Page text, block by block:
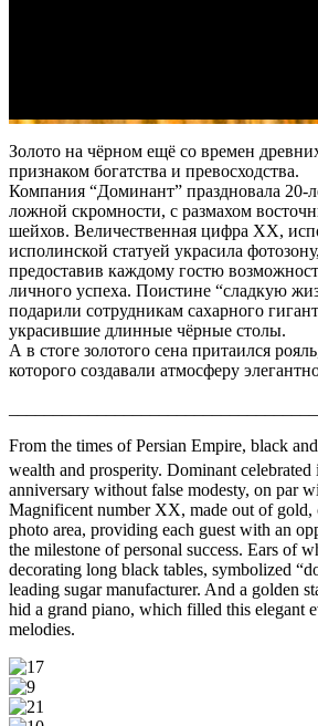
Золото на чёрном ещё со времен
признаком богатства и превосходства.
Компания “Доминант” праздновала 20-
ложной скромности, с размахом
шейхов. Величественная цифра XX,
исполинской статуей украсила фотозону,
предоставив каждому гостю
личного успеха. Поистине “сладкую
подарили сотрудникам сахарного
украсившие длинные чёрные столы.
А в стоге золотого сена притаился
которого создавали атмосферу
From the times of Persian Empire, black
wealth and prosperity. Dominant celebrated
anniversary without false modesty, on par
Magnificent number XX, made out of gold,
photo area, providing each guest with an
the milestone of personal success. Ears of
decorating long black tables, symbolized
leading sugar manufacturer. And a golden
hid a grand piano, which filled this elegant
melodies.